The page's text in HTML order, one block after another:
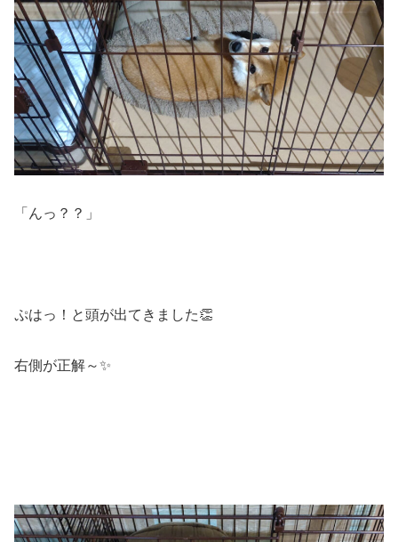
「んっ？？」
ぷはっ！と頭が出てきました👏
右側が正解～✨